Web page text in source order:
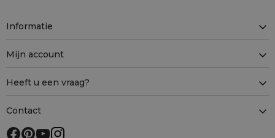
Informatie
Mijn account
Heeft u een vraag?
Contact